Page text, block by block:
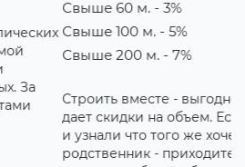
Компания «ЗаборСтрой»
Если вы решили строить забор,
вам сосед, друг или
вместе и вы оба получите